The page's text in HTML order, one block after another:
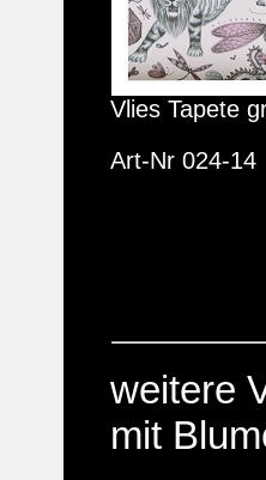
Vlies Tapete
Art-Nr 024-14
weitere
mit